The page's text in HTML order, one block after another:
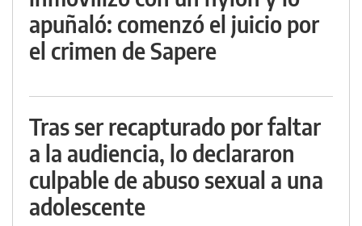
apuñaló: comenzó el juicio por
el crimen de Sapere
Tras ser recapturado por faltar
a la audiencia, lo declararon
culpable de abuso sexual a una
adolescente